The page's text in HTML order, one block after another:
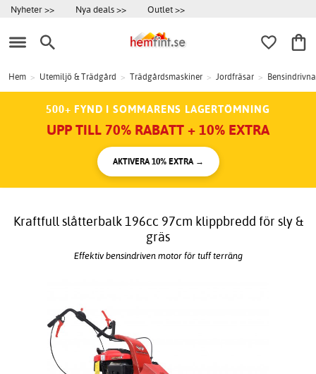
Nyheter >> Nya deals >> Outlet >>
Hem > Utemiljö & Trädgård > Trädgårdsmaskiner > Jordfräsar > Bensindrivna
500+ FYND I SOMMARENS LAGERTÖMNING
UPP TILL 70% RABATT + 10% EXTRA
AKTIVERA 10% EXTRA →
Kraftfull slåtterbalk 196cc 97cm klippbredd för sly &
gräs
Effektiv bensindriven motor för tuff terräng